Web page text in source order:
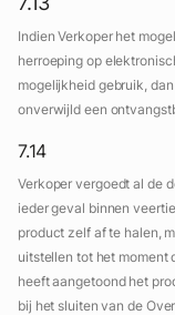
Indien Verkoper het
herroeping op
mogelijkheid gebruik,
onverwijld een
7.14
Verkoper vergoedt al de
ieder geval binnen
product zelf af te halen,
uitstellen tot het moment
heeft aangetoond het
bij het sluiten van de